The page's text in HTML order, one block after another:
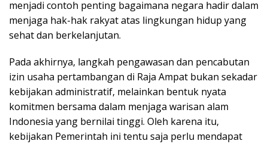
menjadi contoh penting bagaimana negara hadir dalam
menjaga hak-hak rakyat atas lingkungan hidup yang
sehat dan berkelanjutan.
Pada akhirnya, langkah pengawasan dan pencabutan
izin usaha pertambangan di Raja Ampat bukan sekadar
kebijakan administratif, melainkan bentuk nyata
komitmen bersama dalam menjaga warisan alam
Indonesia yang bernilai tinggi. Oleh karena itu,
kebijakan Pemerintah ini tentu saja perlu mendapat